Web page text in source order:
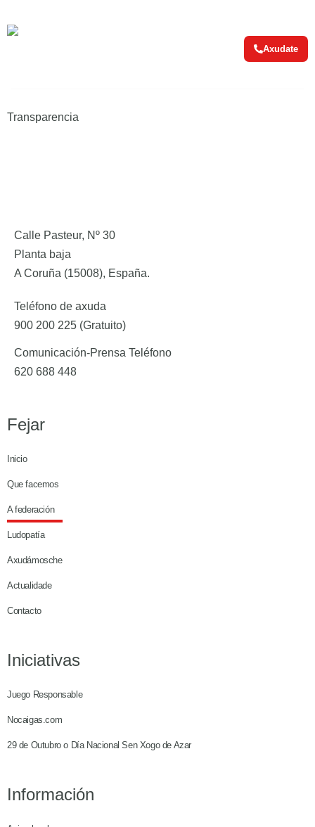
Axudate
Transparencia
Calle Pasteur, Nº 30
Planta baja
A Coruña (15008), España.
Teléfono de axuda
900 200 225 (Gratuito)
Comunicación-Prensa Teléfono
620 688 448
Fejar
Inicio
Que facemos
A federación
Ludopatía
Axudámosche
Actualidade
Contacto
Iniciativas
Juego Responsable
Nocaigas.com
29 de Outubro o Día Nacional Sen Xogo de Azar
Información